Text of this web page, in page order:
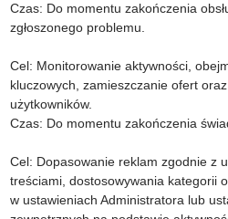
Czas: Do momentu zakończenia
zgłoszonego problemu.
Cel: Monitorowanie aktywności,
kluczowych, zamieszczanie ofert
użytkowników.
Czas: Do momentu zakończenia
Cel: Dopasowanie reklam zgodnie z
treściami, dostosowywania kategorii
w ustawieniach Administratora lub